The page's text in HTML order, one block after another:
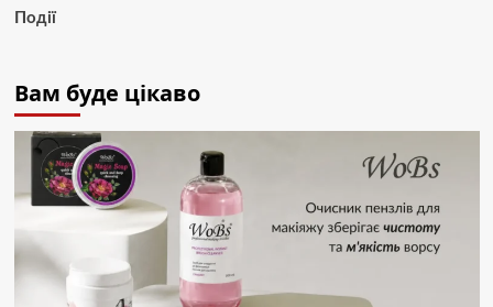
Події
Вам буде цікаво